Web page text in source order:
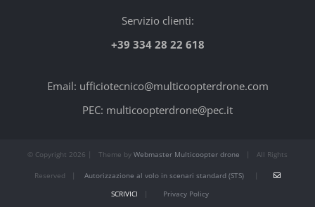
Servizio clienti:
+39 334 28 22 618
Email: ufficiotecnico@multicoopterdrone.com
PEC: multicoopterdrone@pec.it
© Copyright 2026 | Theme by Webmaster Multicoopter drone | All Rights
Reserved | Autorizzazione al volo in scenari standard (STS)
|
SCRIVICI | Privacy Policy